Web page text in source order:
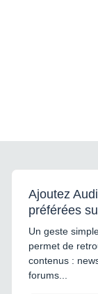
Ajoutez
préférées
Un geste
permet de
contenus :
forums...